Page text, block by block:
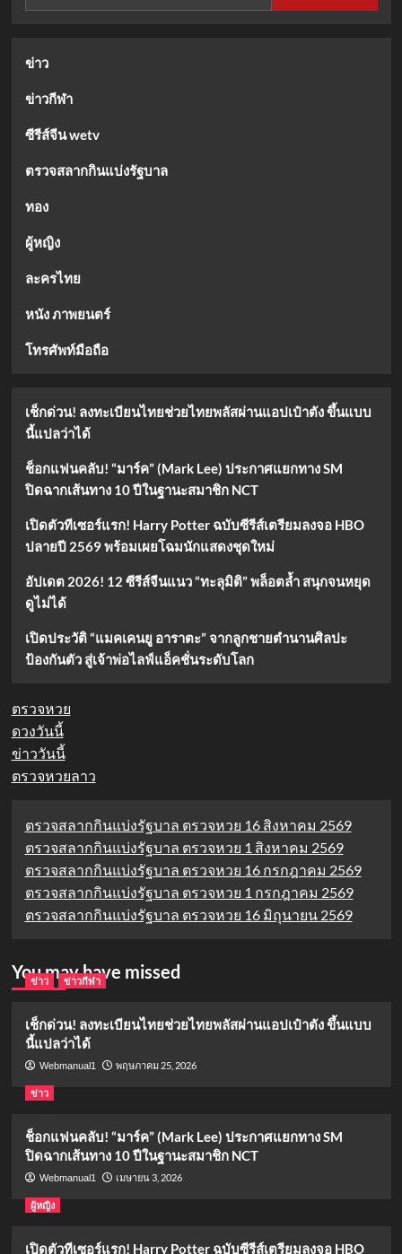
ข่าว
ข่าวกีฬา
ซีรีส์จีน wetv
ตรวจสลากกินแบ่งรัฐบาล
ทอง
ผู้หญิง
ละครไทย
หนัง ภาพยนตร์
โทรศัพท์มือถือ
เช็กด่วน! ลงทะเบียนไทยช่วยไทยพลัสผ่านแอปเป๋าตัง ขึ้นแบบ
นี้แปลว่าได้
ช็อกแฟนคลับ! “มาร์ค” (Mark Lee) ประกาศแยกทาง SM
ปิดฉากเส้นทาง 10 ปีในฐานะสมาชิก NCT
เปิดตัวทีเซอร์แรก! Harry Potter ฉบับซีรีส์เตรียมลงจอ HBO
ปลายปี 2569 พร้อมเผยโฉมนักแสดงชุดใหม่
อัปเดต 2026! 12 ซีรีส์จีนแนว “ทะลุมิติ” พล็อตล้ำ สนุกจนหยุด
ดูไม่ได้
เปิดประวัติ “แมคเคนยู อาราตะ” จากลูกชายตำนานศิลปะ
ป้องกันตัว สู่เจ้าพ่อไลฟ์แอ็คชั่นระดับโลก
ตรวจหวย
ดวงวันนี้
ข่าววันนี้
ตรวจหวยลาว
ตรวจสลากกินแบ่งรัฐบาล ตรวจหวย 16 สิงหาคม 2569
ตรวจสลากกินแบ่งรัฐบาล ตรวจหวย 1 สิงหาคม 2569
ตรวจสลากกินแบ่งรัฐบาล ตรวจหวย 16 กรกฎาคม 2569
ตรวจสลากกินแบ่งรัฐบาล ตรวจหวย 1 กรกฎาคม 2569
ตรวจสลากกินแบ่งรัฐบาล ตรวจหวย 16 มิถุนายน 2569
You may have missed
ข่าว ข่าวกีฬา
เช็กด่วน! ลงทะเบียนไทยช่วยไทยพลัสผ่านแอปเป๋าตัง ขึ้นแบบ
นี้แปลว่าได้
Webmanual1 พฤษภาคม 25, 2026
ข่าว
ช็อกแฟนคลับ! “มาร์ค” (Mark Lee) ประกาศแยกทาง SM
ปิดฉากเส้นทาง 10 ปีในฐานะสมาชิก NCT
Webmanual1 เมษายน 3, 2026
ผู้หญิง
เปิดตัวทีเซอร์แรก! Harry Potter ฉบับซีรีส์เตรียมลงจอ HBO